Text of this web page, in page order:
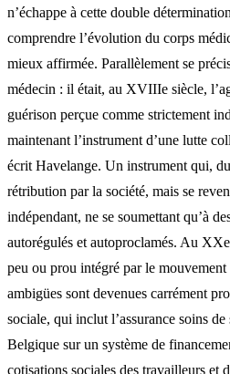
n’échappe à cette double
comprendre l’évolution du corps
mieux affirmée. Parallèlement se
médecin : il était, au XVIIIe siècle,
guérison perçue comme strictement
maintenant l’instrument d’une lutte
écrit Havelange. Un instrument qui,
rétribution par la société, mais se
indépendant, ne se soumettant qu’à
autorégulés et autoproclamés. Au
peu ou prou intégré par le
ambigües sont devenues carrément
sociale, qui inclut l’assurance soins de
Belgique sur un système de
cotisations sociales des travailleurs et